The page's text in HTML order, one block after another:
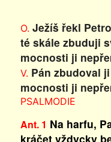
O. Ježíš řekl
té skále zbuduji
mocnosti ji
V. Pán zbudoval
mocnosti ji
PSALMODIE
Ant. 1 Na harfu,
kráčet vždycky